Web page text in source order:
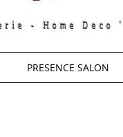
- Home Deco "
PRESENCE SALON